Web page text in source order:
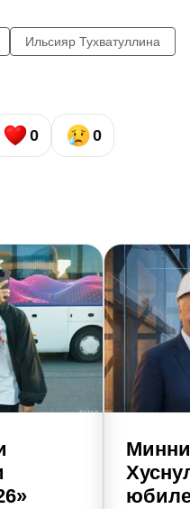
Ильсияр Тухватуллина
0 0